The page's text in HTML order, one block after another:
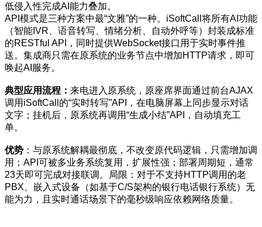
低侵入性完成AI能力叠加。
API模式是三种方案中最“文雅”的一种。iSoftCall将所有AI功能
（智能IVR、语音转写、情绪分析、自动外呼等）封装成标准
的RESTful API，同时提供WebSocket接口用于实时事件推
送。集成商只需在原系统的业务节点中增加HTTP请求，即可
唤起AI服务。
典型应用流程： 来电进入原系统，原座席界面通过前台AJAX
调用iSoftCall的“实时转写”API，在电脑屏幕上同步显示对话
文字；挂机后，原系统再调用“生成小结”API，自动填充工
单。
优势 ：与原系统解耦最彻底，不改变原代码逻辑，只需增加调
用；API可被多业务系统复用，扩展性强；部署周期短，通常
23天即可完成对接联调。局限：对于不支持HTTP调用的老
PBX、嵌入式设备（如基于C/S架构的银行电话银行系统）无
能为力，且实时通话场景下的毫秒级响应依赖网络质量。